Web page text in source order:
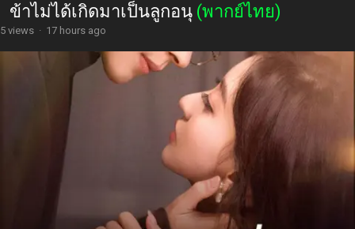
ข้าไม่ได้เกิดมาเป็นลูกอนุ (พากย์ไทย)
5 views · 17 hours ago